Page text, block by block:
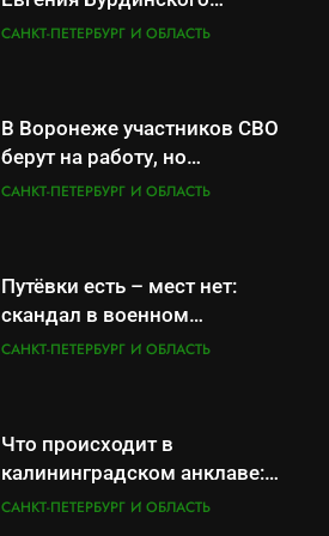
санатории Владивостока
САНКТ-ПЕТЕРБУРГ И ОБЛАСТЬ
военные изымают спирт «для
защиты Отечества»
САНКТ-ПЕТЕРБУРГ И ОБЛАСТЬ
скрывает российский ВМФ
САНКТ-ПЕТЕРБУРГ И ОБЛАСТЬ
оказывает платные услуги по
САНКТ-ПЕТЕРБУРГ И ОБЛАСТЬ
В Воронеже участников СВО
берут на работу, но
удержаться удаётся не всем
САНКТ-ПЕТЕРБУРГ И ОБЛАСТЬ
Путёвки есть – мест нет:
скандал в военном
санатории Владивостока
САНКТ-ПЕТЕРБУРГ И ОБЛАСТЬ
Что происходит в
калининградском анклаве:
военные изымают спирт «для
САНКТ-ПЕТЕРБУРГ И ОБЛАСТЬ